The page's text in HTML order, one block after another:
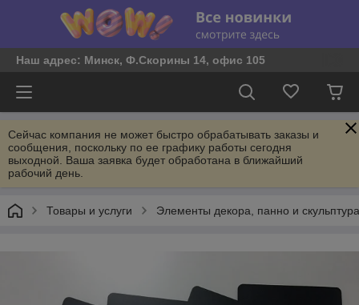
Наш адрес: Минск, Ф.Скорины 14, офис 105
Сейчас компания не может быстро обрабатывать заказы и
сообщения, поскольку по ее графику работы сегодня
выходной. Ваша заявка будет обработана в ближайший
рабочий день.
Товары и услуги Элементы декора, панно и